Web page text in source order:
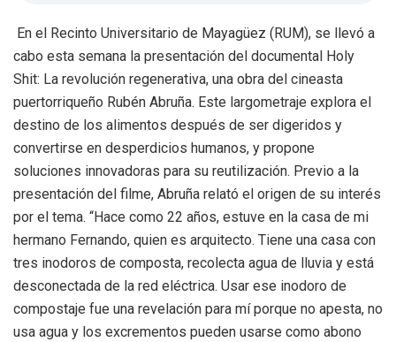
En el Recinto Universitario de Mayagüez (RUM), se llevó a
cabo esta semana la presentación del documental Holy
Shit: La revolución regenerativa, una obra del cineasta
puertorriqueño Rubén Abruña. Este largometraje explora el
destino de los alimentos después de ser digeridos y
convertirse en desperdicios humanos, y propone
soluciones innovadoras para su reutilización. Previo a la
presentación del filme, Abruña relató el origen de su interés
por el tema. “Hace como 22 años, estuve en la casa de mi
hermano Fernando, quien es arquitecto. Tiene una casa con
tres inodoros de composta, recolecta agua de lluvia y está
desconectada de la red eléctrica. Usar ese inodoro de
compostaje fue una revelación para mí porque no apesta, no
usa agua y los excrementos pueden usarse como abono